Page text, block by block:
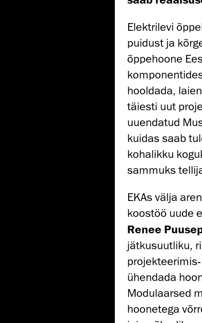
Elektrilevi
puidust ja
õppehoone
hooldada,
täiesti uut
uuendatud
kuidas saab
kohalikku
sammuks
EKAs välja
koostöö uude
Renee
jätkusuutliku,
ühendada
Modulaarsed
hoonetega